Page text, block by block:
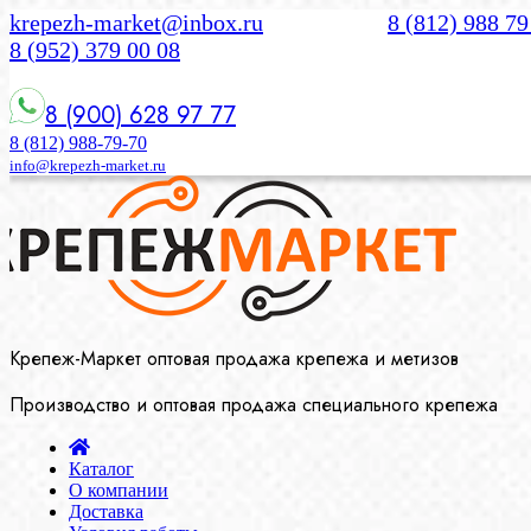
krepezh-market@inbox.ru
8 (812) 988
8 (952) 379 00 08
8 (900) 628 97 77
8 (812) 988-79-70
info@krepezh-market.ru
Крепеж-Маркет оптовая продажа крепежа и метизов
Производство и оптовая продажа специального крепежа
Каталог
О компании
Доставка